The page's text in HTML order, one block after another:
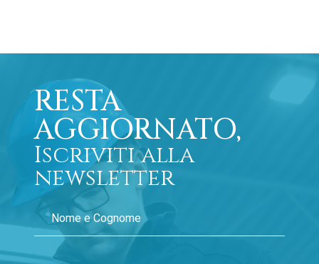
RESTA
AGGIORNATO,
Iscriviti alla
newsletter